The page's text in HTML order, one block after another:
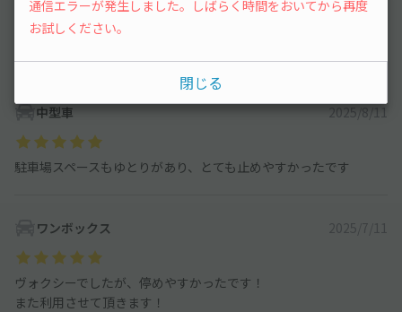
中型車
ワンボックス
121件
中型車 2025/8/11
駐車場スペースもゆとりがあり、とても止めやすかったです
ワンボックス 2025/7/11
ヴォクシーでしたが、停めやすかったです！
また利用させて頂きます！
通信エラーが発生しました。しばらく時間をおいてから再度
お試しください。
閉じる